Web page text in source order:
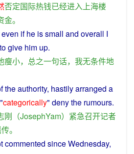
否定国际热钱已经进入上海楼
金。
if he issmall and overall I
togive him up.
瘦小， 总之一句话， 我无条件地
theauthority, hastily arranged a
categorically" denythe rumours.
刚 （JosephYam） 紧急召开记者
。
commented sinceWednesday,